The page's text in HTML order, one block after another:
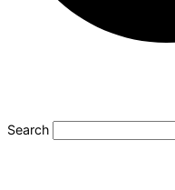
Search